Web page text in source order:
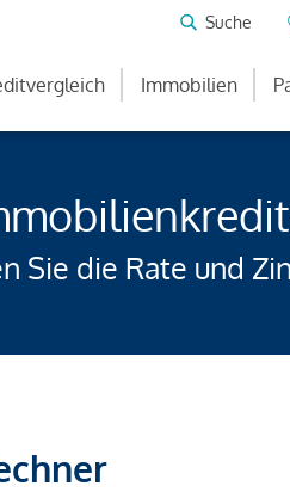
Suche
Immobilien
Sie die Rate und